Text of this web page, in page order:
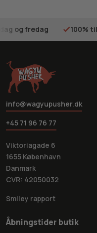
og fredag 100%
info@wagyupusher.dk
+45 71 96 76 77
Viktoriagade 6
1655 København
Danmark
CVR: 42050032
Smiley rapport
Åbningstider butik